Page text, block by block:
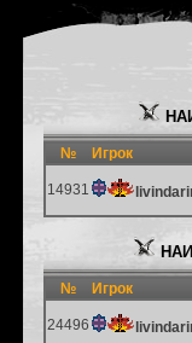
№ Игрок
14931
№ Игрок
24496